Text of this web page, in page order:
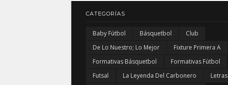
CATEGORÍAS
Baby Fútbol Básquetbol
Club
De Lo Nuestro; Lo Mejor
Fixture Primera A
Formativas Básquetbol
Formativas Fútbol
Futsal
La Leyenda Del Carbonero
Letras